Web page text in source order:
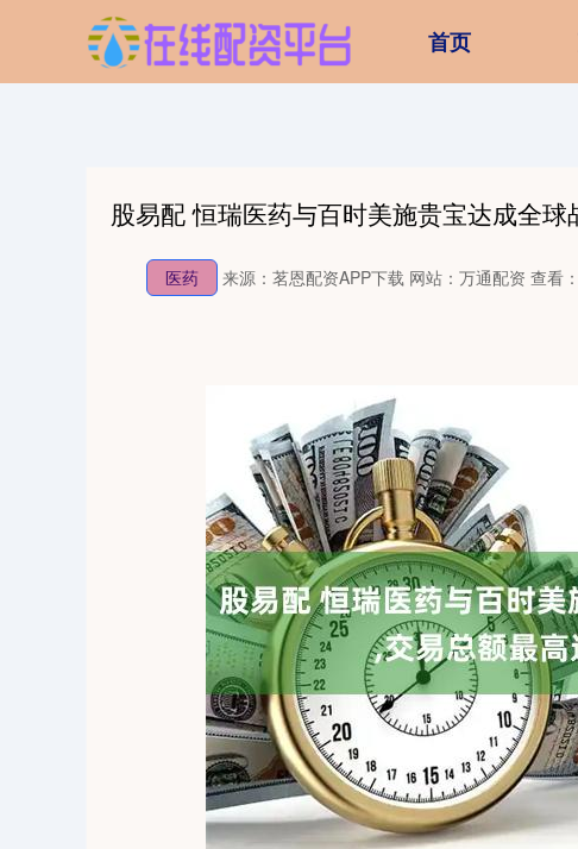
首页
股易配 恒瑞医药与百时美施贵宝达成全
医药 来源：茗恩配资APP下载 网站：万通配资 查看
深证成指 14110.12 -34.08 -